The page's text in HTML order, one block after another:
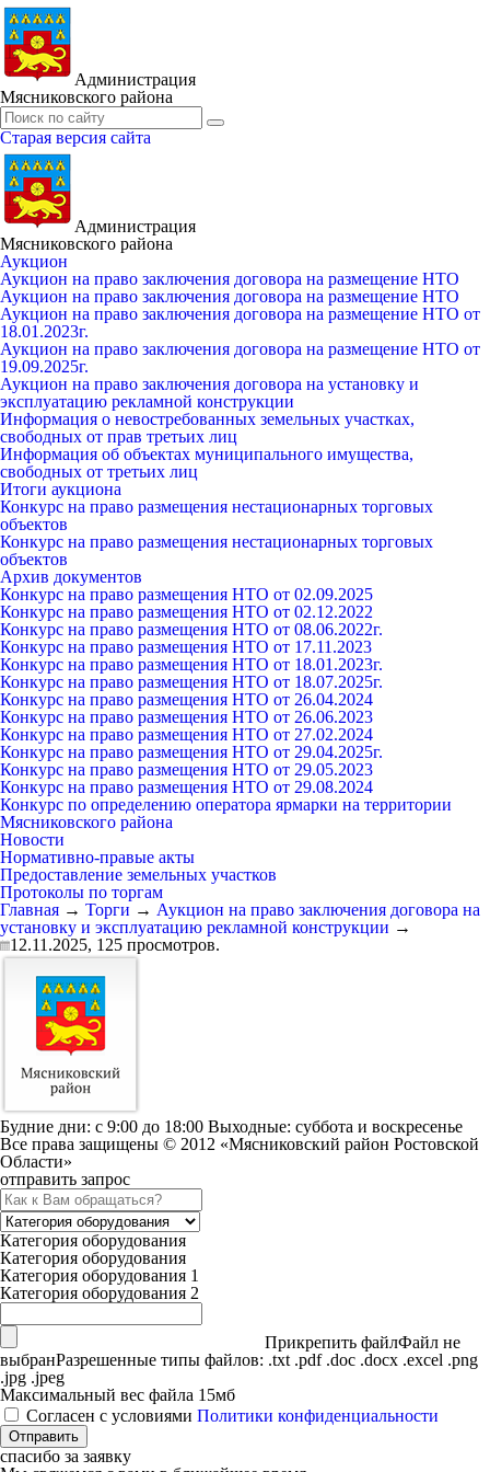
Администрация
Мясниковского района
Старая версия сайта
Администрация
Мясниковского района
Аукцион
Аукцион на право заключения договора на размещение НТО
Аукцион на право заключения договора на размещение НТО
Аукцион на право заключения договора на размещение НТО от
18.01.2023г.
Аукцион на право заключения договора на размещение НТО от
19.09.2025г.
Аукцион на право заключения договора на установку и
эксплуатацию рекламной конструкции
Информация о невостребованных земельных участках,
свободных от прав третьих лиц
Информация об объектах муниципального имущества,
свободных от третьих лиц
Итоги аукциона
Конкурс на право размещения нестационарных торговых
объектов
Конкурс на право размещения нестационарных торговых
объектов
Архив документов
Конкурс на право размещения НТО от 02.09.2025
Конкурс на право размещения НТО от 02.12.2022
Конкурс на право размещения НТО от 08.06.2022г.
Конкурс на право размещения НТО от 17.11.2023
Конкурс на право размещения НТО от 18.01.2023г.
Конкурс на право размещения НТО от 18.07.2025г.
Конкурс на право размещения НТО от 26.04.2024
Конкурс на право размещения НТО от 26.06.2023
Конкурс на право размещения НТО от 27.02.2024
Конкурс на право размещения НТО от 29.04.2025г.
Конкурс на право размещения НТО от 29.05.2023
Конкурс на право размещения НТО от 29.08.2024
Конкурс по определению оператора ярмарки на территории
Мясниковского района
Новости
Нормативно-правые акты
Предоставление земельных участков
Протоколы по торгам
Главная → Торги → Аукцион на право заключения договора на
установку и эксплуатацию рекламной конструкции →
12.11.2025, 125 просмотров.
Будние дни: c 9:00 до 18:00 Выходные: суббота и воскресенье
Все права защищены © 2012 «Мясниковский район Ростовской
Области»
отправить запрос
Категория оборудования
Категория оборудования
Категория оборудования 1
Категория оборудования 2
Прикрепить файлФайл не
выбранРазрешенные типы файлов: .txt .pdf .doc .docx .excel .png
.jpg .jpeg
Максимальный вес файла 15мб
Согласен с условиями Политики конфиденциальности
спасибо за заявку